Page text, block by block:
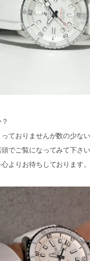
ておりませんが数の少な
でご覧になってみて下さい
よりお待ちしております。